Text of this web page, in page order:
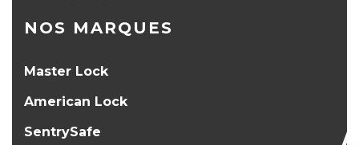
NOS MARQUES
Master Lock
American Lock
SentrySafe